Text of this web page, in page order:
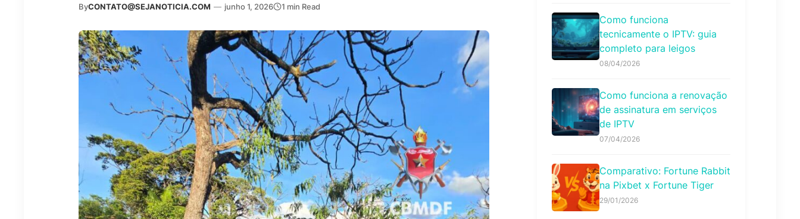
ByCONTATO@SEJANOTICIA.COM — junho 1, 2026 1 min Read
Como funciona
tecnicamente o IPTV: guia
completo para leigos
08/04/2026
Como funciona a renovação
de assinatura em serviços
de IPTV
07/04/2026
Comparativo: Fortune Rabbit
na Pixbet x Fortune Tiger
29/01/2026